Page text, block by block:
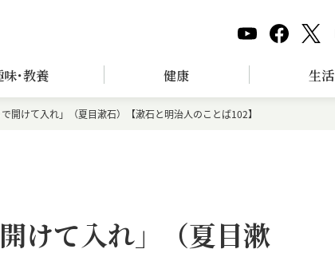
味･教養 健康 生活
開けて入れ」（夏目漱石）【漱石と明治人のことば102】
けて入れ」（夏目漱